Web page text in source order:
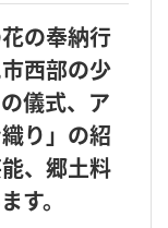
の奉納行
西部の少
儀式、ア
り」の紹
、郷土料
す。